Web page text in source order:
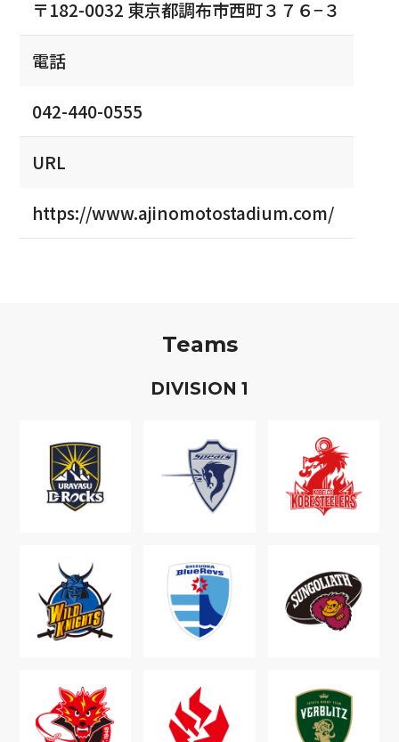
〒182-0032 東京都調布市西町３７６−３
電話
042-440-0555
URL
https://www.ajinomotostadium.com/
Teams
DIVISION 1